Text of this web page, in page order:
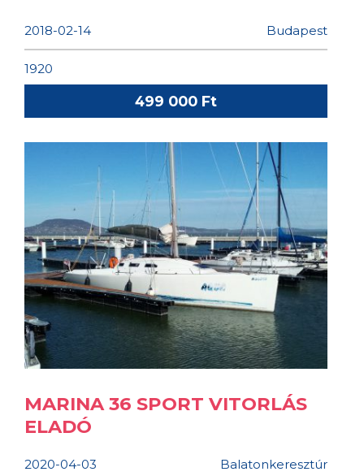
2018-02-14 Budapest
1920
499 000 Ft
MARINA 36 SPORT VITORLÁS
ELADÓ
2020-04-03 Balatonkeresztúr